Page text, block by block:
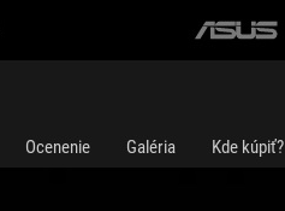
ASUS
home
Ocenenie Galéria Kde kúpiť?